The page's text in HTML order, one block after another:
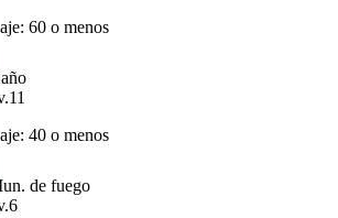
60 o menos
40 o menos
de fuego